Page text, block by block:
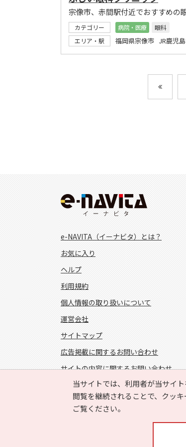
宗像市、赤間駅付近でおすすめの
カテゴリー 病院・医療
眼科
エリア・駅
福岡県宗像市 JR鹿児
当サイトでは、利用者が当サイ
閲覧を継続されることで、クッ
ご覧ください。
e-NAVITA（イーナビタ）とは？
お気に入り
ヘルプ
利用規約
個人情報の取り扱いについて
運営会社
サイトマップ
広告掲載に関するお問い合わせ
サイトの内容に関するお問い合わせ
FOLLOW US!